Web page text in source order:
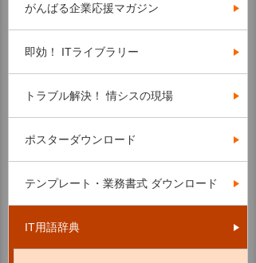
がんばる企業応援マガジン
即効！ ITライブラリー
トラブル解決！ 情シスの現場
ポスターダウンロード
テンプレート・業務書式 ダウンロード
IT用語辞典